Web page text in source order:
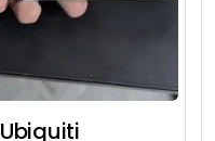
Ubiquiti